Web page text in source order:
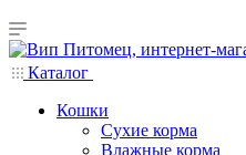
Каталог
Кошки
Сухие корма
Влажные корма